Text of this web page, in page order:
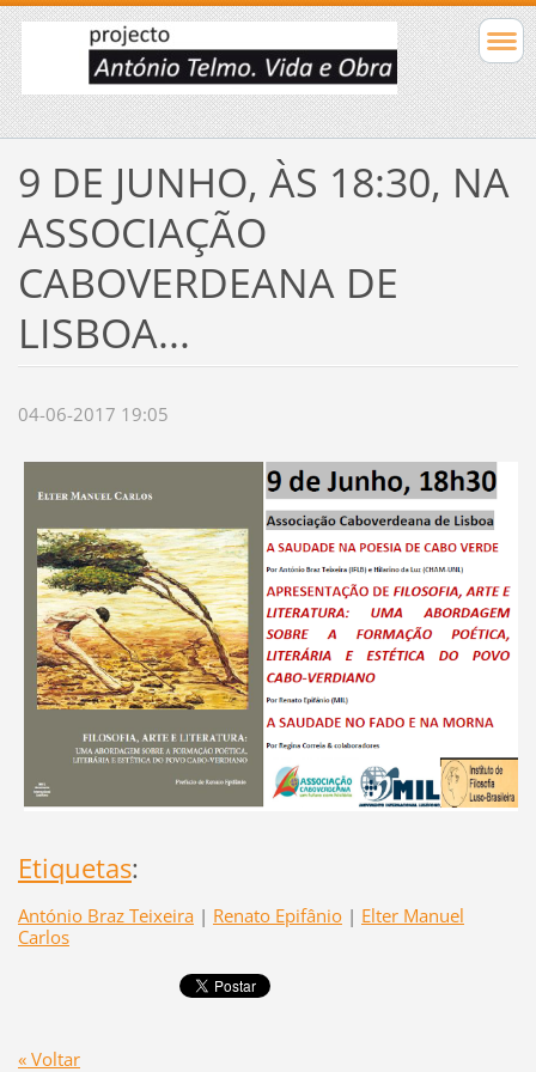
9 DE JUNHO, ÀS 18:30, NA
ASSOCIAÇÃO
CABOVERDEANA DE
LISBOA...
04-06-2017 19:05
Etiquetas:
António Braz Teixeira | Renato Epifânio | Elter Manuel
Carlos
« Voltar